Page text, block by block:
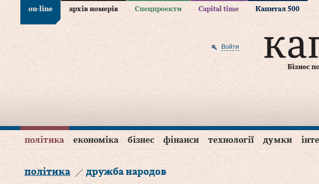
on-line архів номерів Спецпроекти Capital time Капитал 500
Бізнес
Войти
політика економіка бізнес фінанси технології думки
політика дружба народов